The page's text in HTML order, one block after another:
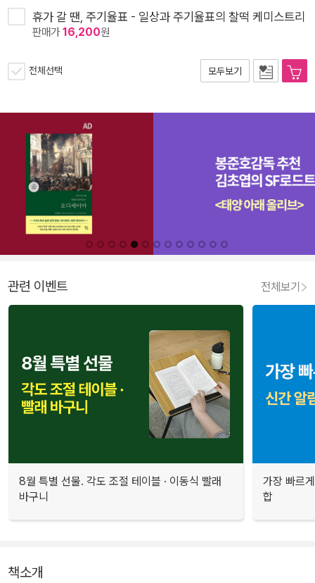
휴가 갈 땐, 주기율표 - 일상과 주기율표의 찰떡 케미스트리
판매가16,200원
전체선택 모두보기
관련 이벤트 전체보기
8월 특별 선물. 각도 조절 테이블 · 이동식 빨래
바구니
가장 빠르
합
책소개